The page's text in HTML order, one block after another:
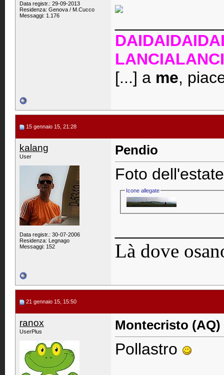
Data registr.: 29-09-2013
Residenza: Genova / M.Cucco
Messaggi: 1.176
[...] a me,
15 gennaio 15, 21:28
kalang
User
Data registr.: 30-07-2006
Residenza: Legnago
Messaggi: 152
Pendio
Foto
Icone allegate
Là dove
21 gennaio 15, 15:50
ranox
UserPlus Montecristo (AQ)
Pollastro